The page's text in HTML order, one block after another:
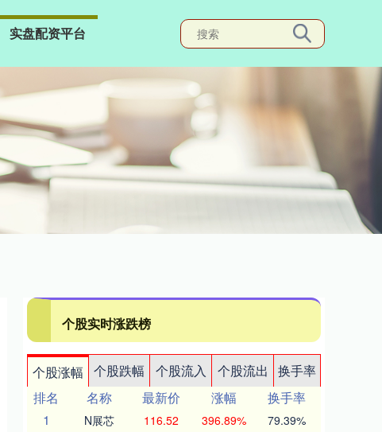
实盘配资平台
个股实时涨跌榜
个股涨幅 个股跌幅 个股流入 个股流出
换手率
排名
名称 最新价 涨幅
换手率
1
N展芯 116.52 396.89% 79.39%